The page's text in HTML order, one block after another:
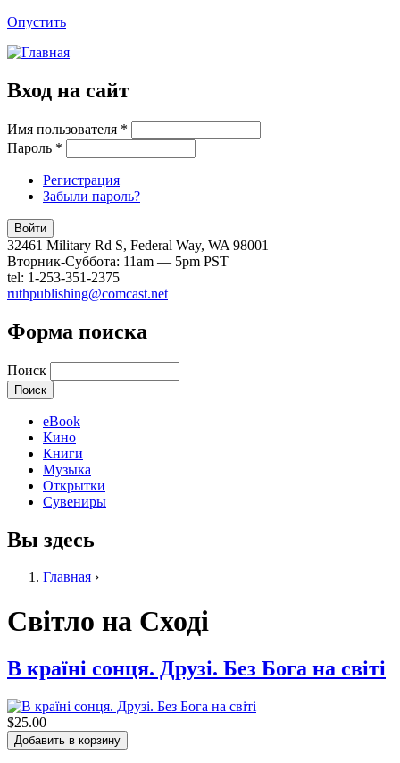
Опустить
Вход на сайт
Имя пользователя *
Пароль *
Регистрация
Забыли пароль?
32461 Military Rd S, Federal Way, WA 98001
Вторник-Суббота: 11am — 5pm PST
tel: 1-253-351-2375
ruthpublishing@comcast.net
Форма поиска
Поиск
eBook
Кино
Книги
Музыка
Открытки
Сувениры
Вы здесь
Главная ›
Світло на Сході
В країні сонця. Друзі. Без Бога на світі
$25.00